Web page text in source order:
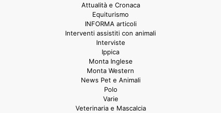
Attualità e Cronaca
Equiturismo
INFORMA articoli
Interventi assistiti con animali
Interviste
Ippica
Monta Inglese
Monta Western
News Pet e Animali
Polo
Varie
Veterinaria e Mascalcia